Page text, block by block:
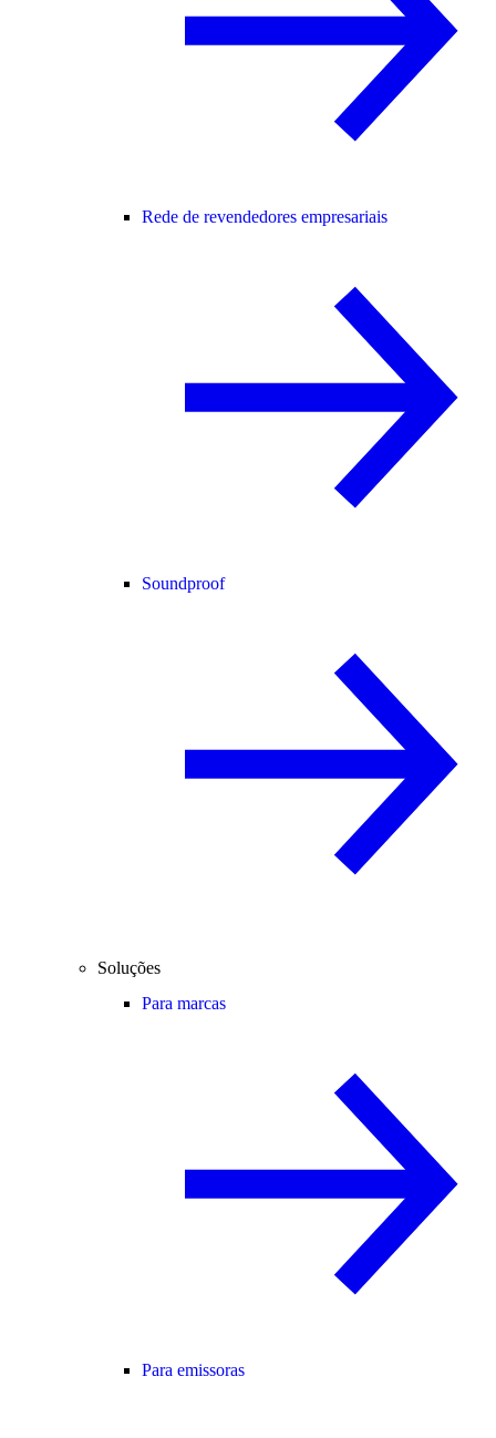
Rede de revendedores empresariais
Soundproof
Soluções
Para marcas
Para emissoras